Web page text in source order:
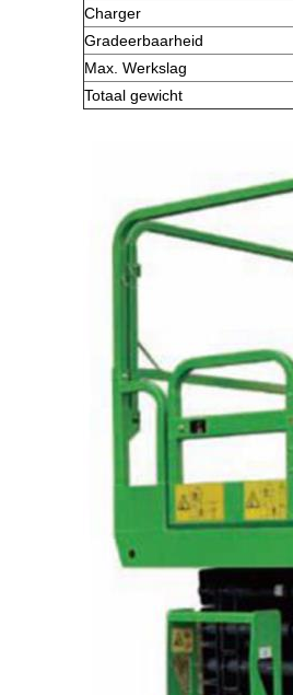
Charger
Gradeerbaarheid
Max. Werkslag
Totaal gewicht